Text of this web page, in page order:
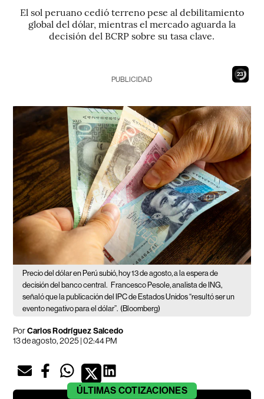
El sol peruano cedió terreno pese al debilitamiento
global del dólar, mientras el mercado aguarda la
decisión del BCRP sobre su tasa clave.
21
PUBLICIDAD
Precio del dólar en Perú subió, hoy 13 de agosto, a la espera de
decisión del banco central. Francesco Pesole, analista de ING,
señaló que la publicación del IPC de Estados Unidos “resultó ser un
evento negativo para el dólar”. (Bloomberg)
PorCarlos Rodríguez Salcedo
13 de agosto, 2025 | 02:44 PM
ÚLTIMAS COTIZACIONES